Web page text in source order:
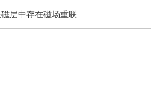
层中存在磁场重联